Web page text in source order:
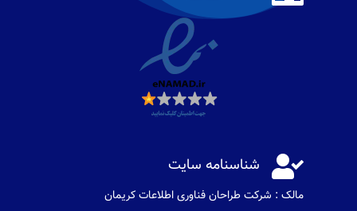
 شناسنامه سایت
مالک : شرکت طراحان فناوری اطلاعات كريمان